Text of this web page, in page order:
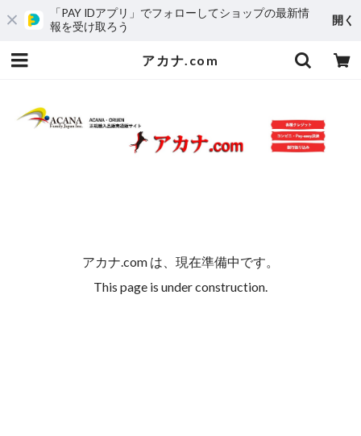
「PAY IDアプリ」でフォローしてショップの最新情
報を受け取ろう
開く
アカナ.com
アカナ.com は、現在準備中です。
This page is under construction.